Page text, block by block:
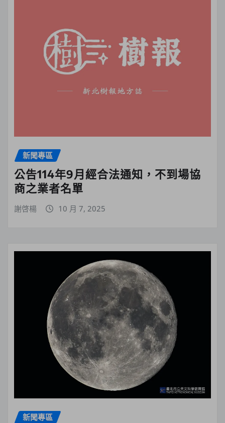
新聞專區
公告114年9月經合法通知，不到場協
商之業者名單
謝啓楊 10 月 7, 2025
新聞專區